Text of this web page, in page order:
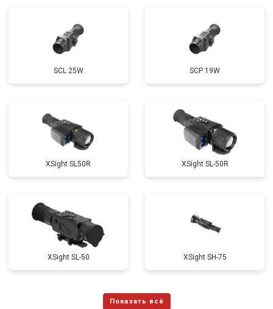
SCL 25W SCP 19W
ХSight SL50R XSight SL-50R
XSight SL-50 XSight SH-75